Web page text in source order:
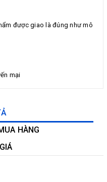
được giao là đúng như mô
mại
HÀNG